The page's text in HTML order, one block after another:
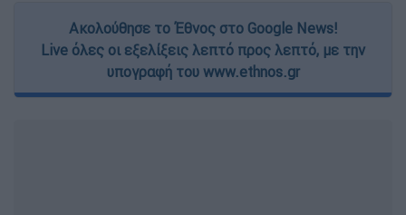
Ακολούθησε το Έθνος στο Google News!
Live όλες οι εξελίξεις λεπτό προς λεπτό, με την
υπογραφή του www.ethnos.gr